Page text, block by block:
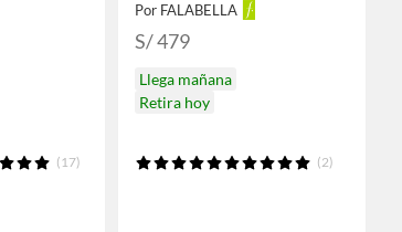
(17)
Por FALABELLA
S/ 479
Llega mañana
Retira hoy
(2)